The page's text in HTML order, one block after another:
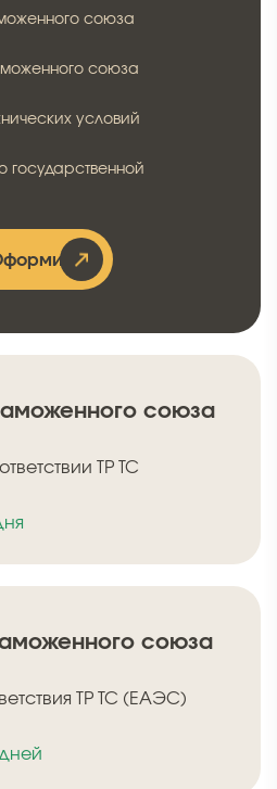
союза
союза
условий
государственной
союза
ТР ТС
союза
ТР ТС (ЕАЭС)